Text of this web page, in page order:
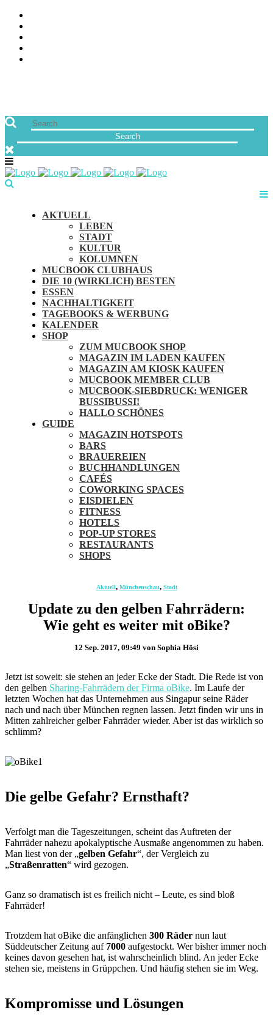
AKTUELL
LEBEN
STADT
KULTUR
KOLUMNEN
MUCBOOK CLUBHAUS
DIE 10 (WIRKLICH) BESTEN
ESSEN
NACHHALTIGKEIT
TAGEBOOKS & WERBUNG
KALENDER
SHOP
ZUM MUCBOOK SHOP
MAGAZIN IM LADEN KAUFEN
MAGAZIN AM KIOSK KAUFEN
MUCBOOK MEMBER CLUB
MUCBOOK-SIEBDRUCK: WENIGER
BUSSIBUSSI!
HALLO SCHÖNES
GUIDE
MAGAZIN HOTSPOTS
BARS
BRAUEREIEN
BUCHHANDLUNGEN
CAFÉS
COWORKING SPACES
EISDIELEN
FITNESS
HOTELS
POP-UP STORES
RESTAURANTS
SHOPS
Aktuell, Münchenschau, Stadt
Update zu den gelben Fahrrädern:
Wie geht es weiter mit oBike?
12 Sep. 2017, 09:49 von Sophia Hösi
Jetzt ist soweit: sie stehen an jeder Ecke der Stadt. Die Rede ist von
den gelben Sharing-Fahrrädern der Firma oBike. Im Laufe der
letzten Wochen hat das Unternehmen aus Singapur seine Räder
nach und nach über München regnen lassen. Jetzt finden wir uns in
Mitten zahlreicher gelber Fahrräder wieder. Aber ist das wirklich so
schlimm?
Die gelbe Gefahr? Ernsthaft?
Verfolgt man die Tageszeitungen, scheint das Auftreten der
Fahrräder nahezu apokalyptische Ausmaße angenommen zu haben.
Man liest von der „gelben Gefahr“, der Vergleich zu
„Straßenratten“ wird gezogen.
Ganz so dramatisch ist es freilich nicht – Leute, es sind bloß
Fahrräder!
Trotzdem hat oBike die anfänglichen 300 Räder nun laut
Süddeutscher Zeitung auf 7000 aufgestockt. Wer bisher immer noch
keines davon gesehen hat, ist wahrscheinlich blind. An jeder Ecke
stehen sie, meistens in Grüppchen. Und häufig stehen sie im Weg.
Kompromisse und Lösungen